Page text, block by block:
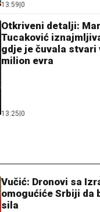
13:59 0
Otkriveni detalji:
Tucaković
gdje je čuvala stvari
milion evra
13:25 0
Vučić: Dronovi sa
omogućiće Srbiji da
sila